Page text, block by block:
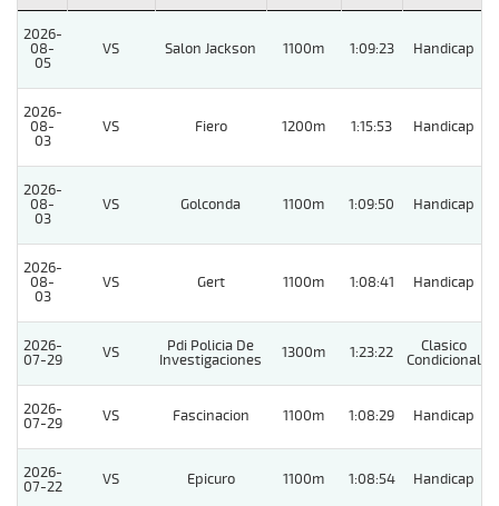
2026-
08-
05
VS Salon Jackson 1100m 1:09:23 Handicap
2026-
08-
03
VS Fiero 1200m 1:15:53 Handicap
2026-
08-
03
VS Golconda 1100m 1:09:50 Handicap
2026-
08-
03
VS Gert 1100m 1:08:41 Handicap
2026-
07-29
VS
Pdi Policia De
Investigaciones
1300m 1:23:22
Clasico
Condicional
2026-
07-29
VS Fascinacion 1100m 1:08:29 Handicap
2026-
07-22
VS Epicuro 1100m 1:08:54 Handicap